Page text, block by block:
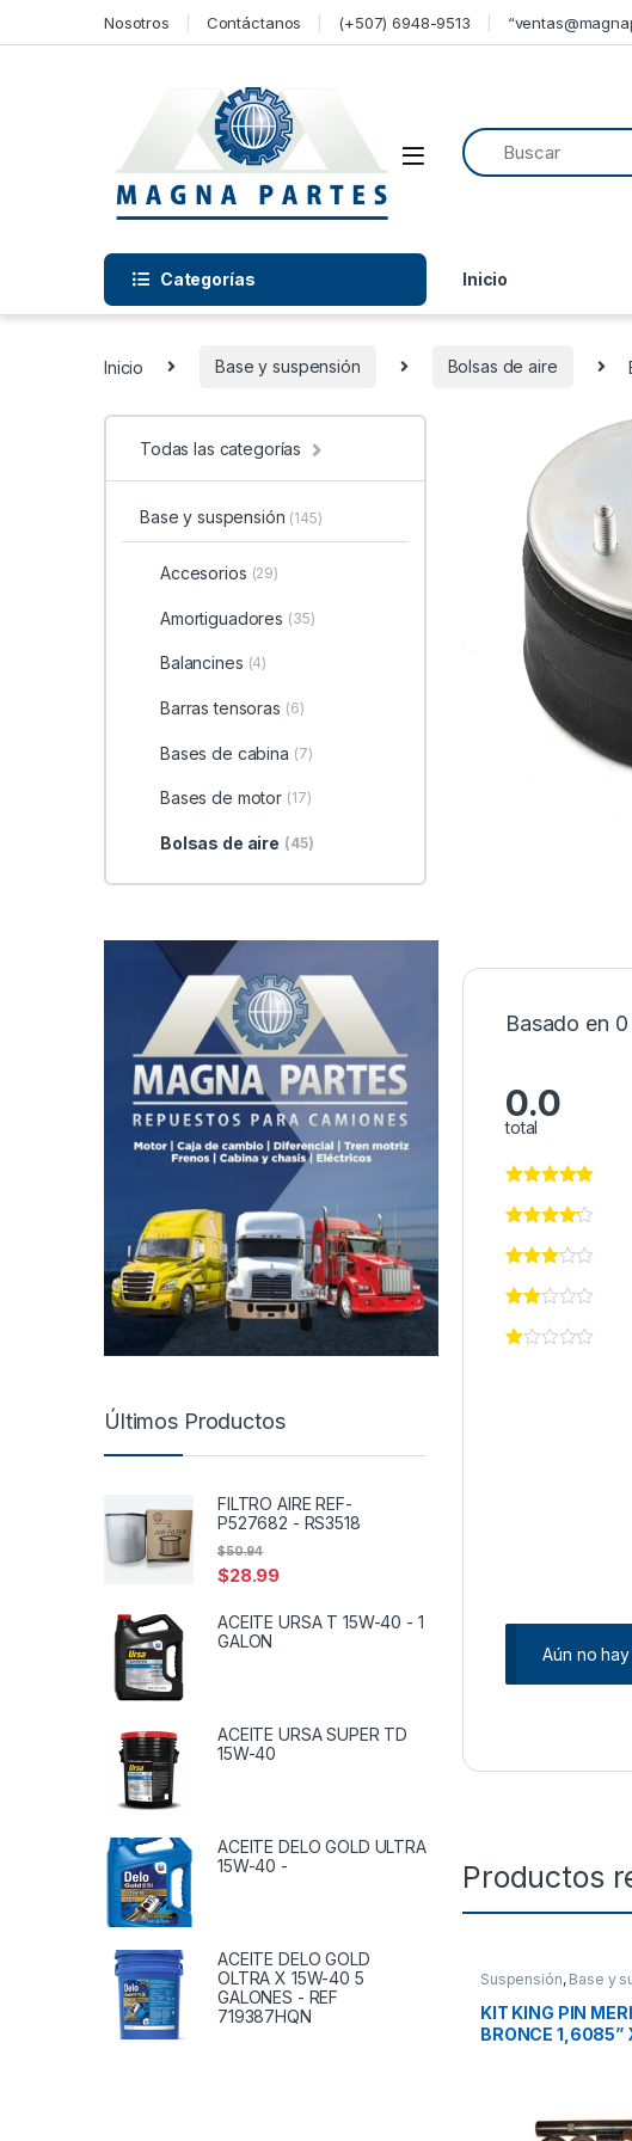
Nosotros Contáctanos (+507) 6948-9513
Categorías Inicio
Inicio Base y suspensión Bolsas de aire
Basado en
0.0
total
Aún no
Productos
Suspensión, Base y
Accesorios
KIT KING PIN
BRONCE 1,6085”
Todas las categorías
Base y suspensión (145)
Accesorios (29)
Amortiguadores (35)
Balancines (4)
Barras tensoras (6)
Bases de cabina (7)
Bases de motor (17)
Bolsas de aire (45)
Últimos Productos
FILTRO AIRE REF-
P527682 - RS3518
$28.99
$50.94
ACEITE URSA T 15W-40 - 1
GALON
ACEITE URSA SUPER TD
15W-40
ACEITE DELO GOLD ULTRA
15W-40 -
ACEITE DELO GOLD
OLTRA X 15W-40 5
GALONES - REF
719387HQN